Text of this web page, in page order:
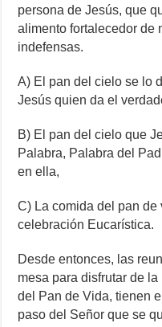
persona de Jesús, que
alimento fortalecedor de
indefensas.
A) El pan del cielo se lo
Jesús quien da el
B) El pan del cielo que
Palabra, Palabra del
en ella,
C) La comida del pan de
celebración Eucarística.
Desde entonces, las
mesa para disfrutar de
del Pan de Vida, tienen
paso del Señor que se